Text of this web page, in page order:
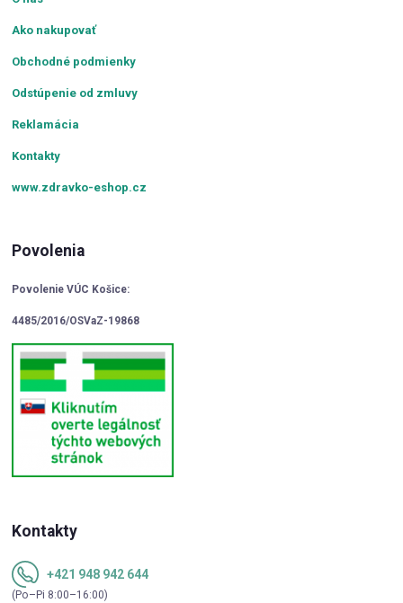
Ako nakupovať
Obchodné podmienky
Odstúpenie od zmluvy
Reklamácia
Kontakty
www.zdravko-eshop.cz
Povolenia
Povolenie VÚC Košice:
4485/2016/OSVaZ-19868
Kontakty
+421 948 942 644
(Po–Pi 8:00–16:00)